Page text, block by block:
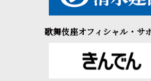
歌舞伎座オフィシャル・サ